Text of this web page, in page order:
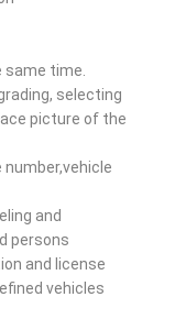
time.
selecting
picture of the
and
persons
and license
vehicles